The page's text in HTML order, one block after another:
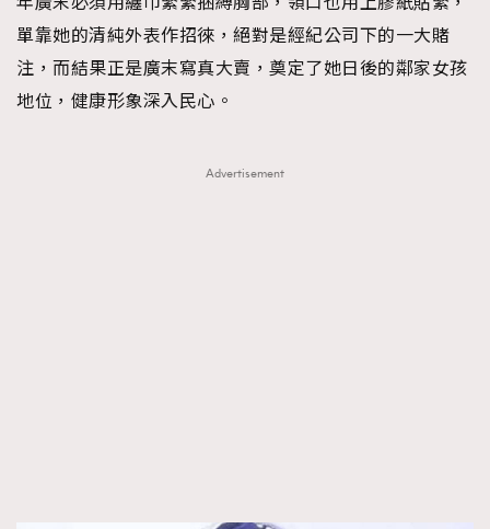
單靠她的清純外表作招徠，絕對是經紀公司下的一大賭
注，而結果正是廣末寫真大賣，奠定了她日後的鄰家女孩
地位，健康形象深入民心。
Advertisement